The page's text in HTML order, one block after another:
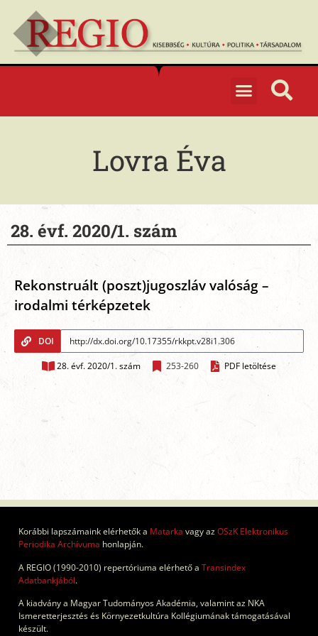
Lovra Éva
28. évf. 2020/1. szám
Rekonstruált (poszt)jugoszláv valóság –
irodalmi térképzetek
DOI
28. évf. 2020/1. szám 253-260 PDF letöltése
Korábbi lapszámaink elérhetők a Matarka vagy azOSzK Elektronikus
Periodika Archívuma honlapján.
A REGIO (1990-2010) repertóriuma elérhető a Transindex
Adatbankjából.
A kiadvány a Magyar Tudományos Akadémia, valamint az NKA
Ismeretterjesztés és Környezetkultúra Kollégiumának támogatásával
készült.